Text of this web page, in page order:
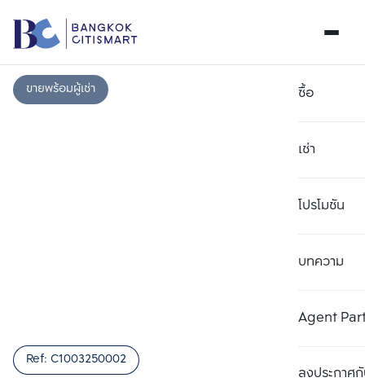
ซื้อ
เช่า
โปรโมชัน
บทความ
Agent
ลงประกาศกั
ขายพร้อมผู้เช่า
Ref: C1003250002เปรียบเทียบ